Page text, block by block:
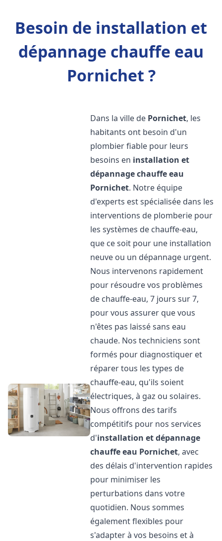
Besoin de installation et
dépannage chauffe eau
Pornichet ?
Dans la ville de Pornichet, les
habitants ont besoin d'un
plombier fiable pour leurs
besoins en installation et
dépannage chauffe eau
Pornichet. Notre équipe
d'experts est spécialisée dans les
interventions de plomberie pour
les systèmes de chauffe-eau,
que ce soit pour une installation
neuve ou un dépannage urgent.
Nous intervenons rapidement
pour résoudre vos problèmes
de chauffe-eau, 7 jours sur 7,
pour vous assurer que vous
n'êtes pas laissé sans eau
chaude. Nos techniciens sont
formés pour diagnostiquer et
réparer tous les types de
chauffe-eau, qu'ils soient
électriques, à gaz ou solaires.
Nous offrons des tarifs
compétitifs pour nos services
d'installation et dépannage
chauffe eau Pornichet, avec
des délais d'intervention rapides
pour minimiser les
perturbations dans votre
quotidien. Nous sommes
également flexibles pour
s'adapter à vos besoins et à